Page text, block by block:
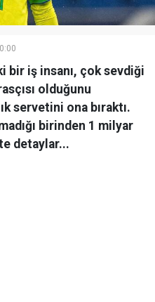
bir iş insanı, çok sevdiği
olduğunu
servetini ona bıraktı.
birinden 1 milyar
detaylar...